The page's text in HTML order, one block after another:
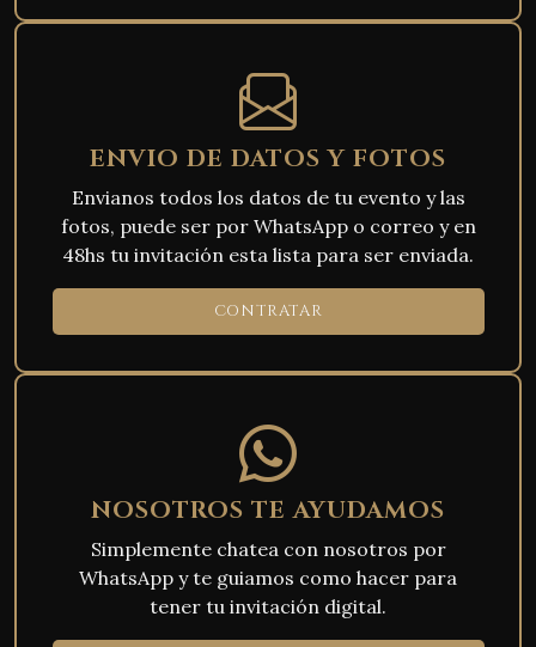
ENVIO DE DATOS Y FOTOS
Envianos todos los datos de tu evento y las
fotos, puede ser por WhatsApp o correo y en
48hs tu invitación esta lista para ser enviada.
CONTRATAR
NOSOTROS TE AYUDAMOS
Simplemente chatea con nosotros por
WhatsApp y te guiamos como hacer para
tener tu invitación digital.